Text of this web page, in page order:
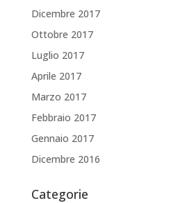
Dicembre 2017
Ottobre 2017
Luglio 2017
Aprile 2017
Marzo 2017
Febbraio 2017
Gennaio 2017
Dicembre 2016
Categorie